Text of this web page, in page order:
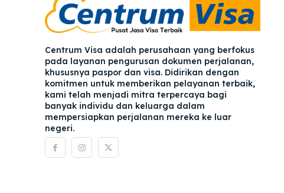
Centrum Visa adalah perusahaan yang berfokus
pada layanan pengurusan dokumen perjalanan,
khususnya paspor dan visa. Didirikan dengan
komitmen untuk memberikan pelayanan terbaik,
kami telah menjadi mitra terpercaya bagi
banyak individu dan keluarga dalam
mempersiapkan perjalanan mereka ke luar
negeri.